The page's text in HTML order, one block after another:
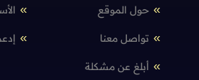
حول الموقع
تواصل معنا
أبلغ عن مشكلة